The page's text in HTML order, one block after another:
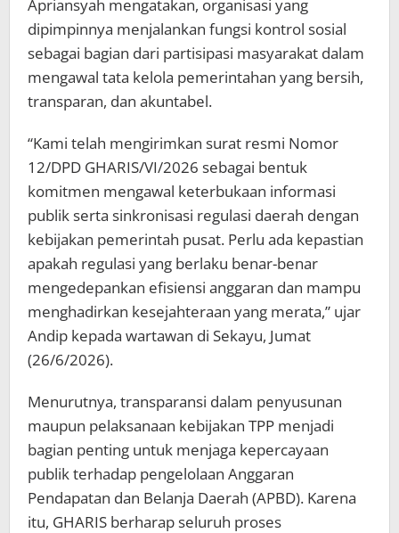
Apriansyah mengatakan, organisasi yang
dipimpinnya menjalankan fungsi kontrol sosial
sebagai bagian dari partisipasi masyarakat dalam
mengawal tata kelola pemerintahan yang bersih,
transparan, dan akuntabel.
“Kami telah mengirimkan surat resmi Nomor
12/DPD GHARIS/VI/2026 sebagai bentuk
komitmen mengawal keterbukaan informasi
publik serta sinkronisasi regulasi daerah dengan
kebijakan pemerintah pusat. Perlu ada kepastian
apakah regulasi yang berlaku benar-benar
mengedepankan efisiensi anggaran dan mampu
menghadirkan kesejahteraan yang merata,” ujar
Andip kepada wartawan di Sekayu, Jumat
(26/6/2026).
Menurutnya, transparansi dalam penyusunan
maupun pelaksanaan kebijakan TPP menjadi
bagian penting untuk menjaga kepercayaan
publik terhadap pengelolaan Anggaran
Pendapatan dan Belanja Daerah (APBD). Karena
itu, GHARIS berharap seluruh proses